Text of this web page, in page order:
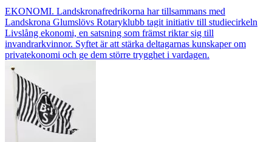
EKONOMI. Landskronafredrikorna har tillsammans med
Landskrona Glumslövs Rotaryklubb tagit initiativ till studiecirkeln
Livslång ekonomi, en satsning som främst riktar sig till
invandrarkvinnor. Syftet är att stärka deltagarnas kunskaper om
privatekonomi och ge dem större trygghet i vardagen.